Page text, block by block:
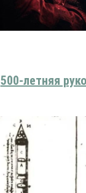
500-летняя